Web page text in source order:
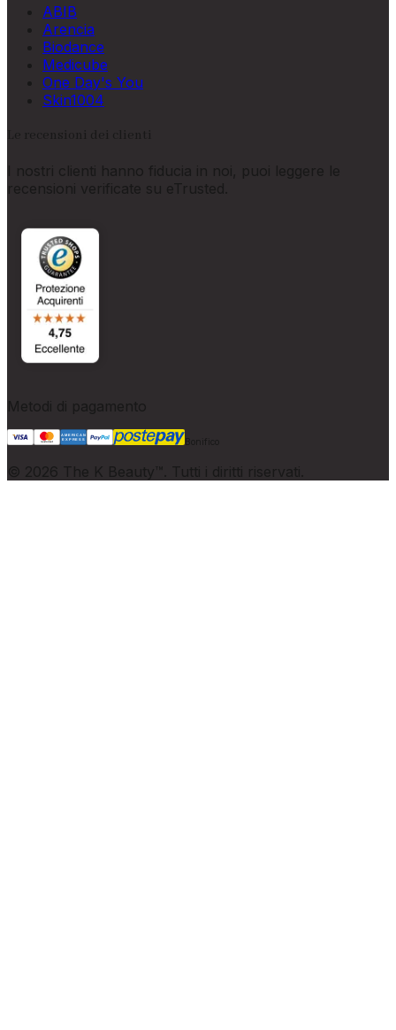
ABIB
Arencia
Biodance
Medicube
One Day's You
Skin1004
Le recensioni dei clienti
I nostri clienti hanno fiducia in noi, puoi leggere le
recensioni verificate su eTrusted.
Metodi di pagamento
© 2026 The K Beauty™. Tutti i diritti riservati.